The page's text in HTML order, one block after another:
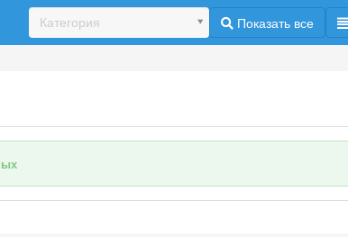
Категория Показать все